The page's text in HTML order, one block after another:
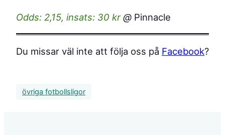
Odds: 2,15, insats: 30 kr@ Pinnacle
Du missar väl inte att följa oss på Facebook?
övriga fotbollsligor